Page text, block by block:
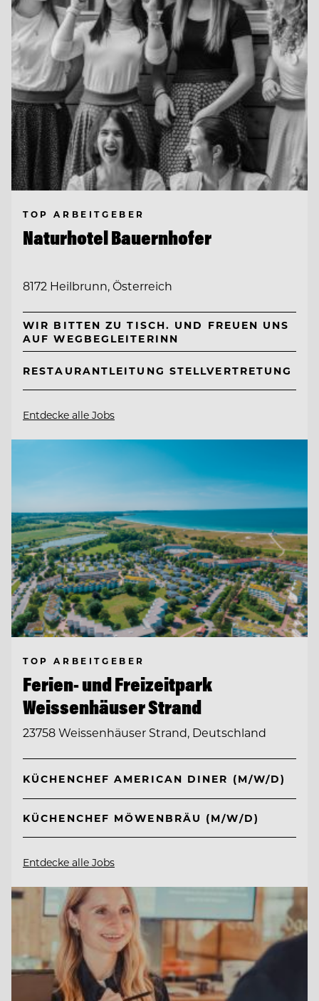
TOP ARBEITGEBER
Naturhotel Bauernhofer
8172 Heilbrunn, Österreich
WIR BITTEN ZU TISCH. UND FREUEN UNS
AUF WEGBEGLEITERINN
RESTAURANTLEITUNG STELLVERTRETUNG
Entdecke alle Jobs
TOP ARBEITGEBER
Ferien- und Freizeitpark
Weissenhäuser Strand
23758 Weissenhäuser Strand, Deutschland
KÜCHENCHEF AMERICAN DINER (M/W/D)
KÜCHENCHEF MÖWENBRÄU (M/W/D)
Entdecke alle Jobs